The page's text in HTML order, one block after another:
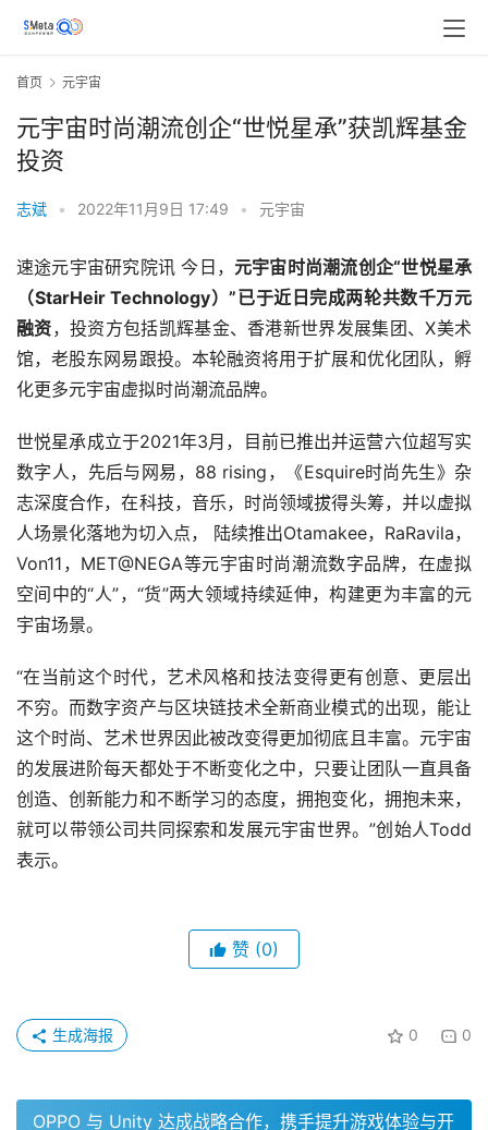
首页 元宇宙
元宇宙时尚潮流创企“世悦星承”获凯辉基金
投资
志斌 • 2022年11月9日 17:49 • 元宇宙
速途元宇宙研究院讯 今日， 元宇宙时尚潮流创企“世悦星承
（StarHeir Technology）”已于近日完成两轮共数千万元
融资，投资方包括凯辉基金、香港新世界发展集团、X美术
馆，老股东网易跟投。本轮融资将用于扩展和优化团队，孵
化更多元宇宙虚拟时尚潮流品牌。
世悦星承成立于2021年3月，目前已推出并运营六位超写实
数字人，先后与网易，88 rising，《Esquire时尚先生》杂
志深度合作，在科技，音乐，时尚领域拔得头筹，并以虚拟
人场景化落地为切入点， 陆续推出Otamakee，RaRavila，
Von11，MET@NEGA等元宇宙时尚潮流数字品牌，在虚拟
空间中的“人”，“货”两大领域持续延伸，构建更为丰富的元
宇宙场景。
“在当前这个时代，艺术风格和技法变得更有创意、更层出
不穷。而数字资产与区块链技术全新商业模式的出现，能让
这个时尚、艺术世界因此被改变得更加彻底且丰富。元宇宙
的发展进阶每天都处于不断变化之中，只要让团队一直具备
创造、创新能力和不断学习的态度，拥抱变化，拥抱未来，
就可以带领公司共同探索和发展元宇宙世界。”创始人Todd
表示。
赞 (0)
0 0
生成海报
OPPO 与 Unity 达成战略合作，携手提升游戏体验与开